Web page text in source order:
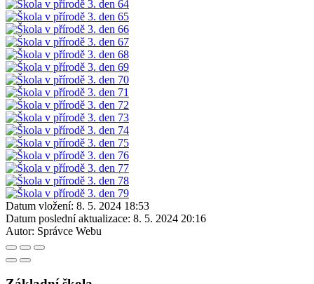
Datum vložení: 8. 5. 2024 18:53
Datum poslední aktualizace: 8. 5. 2024 20:16
Autor: Správce Webu